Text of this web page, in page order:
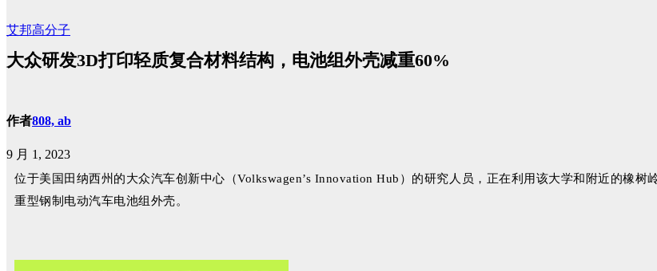
艾邦高分子
大众研发3D打印轻质复合材料结构，电池组外壳减重60%
作者808, ab
9 月 1, 2023
位于美国田纳西州的大众汽车创新中心（Volkswagen’s Innovation Hub）的研究人员，正在利用该大学和附近的橡
重型钢制电动汽车电池组外壳。